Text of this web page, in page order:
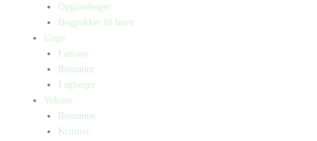
Opgavebøger
Bogpakker til børn
Unge
Fantasy
Romaner
Fagbøger
Voksne
Romance
Krimier